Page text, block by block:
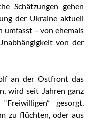
Schätzungen gehen
der Ukraine aktuell
– von ehemals
von der
an der Ostfront das
wird seit Jahren ganz
gesorgt,
zu flüchten, oder aus